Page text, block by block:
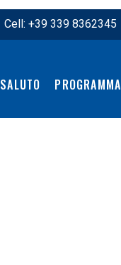
Cell: +39 339 8362345
SALUTO PROGRAMMA